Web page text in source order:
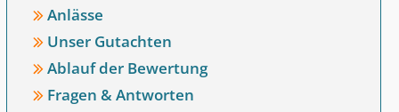
Anlässe
Unser Gutachten
Ablauf der Bewertung
Fragen & Antworten